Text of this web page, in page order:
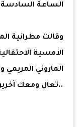
الساعة
وقالت مطرانية
الأمسية
الماروني المريمي
..تعال ومعك